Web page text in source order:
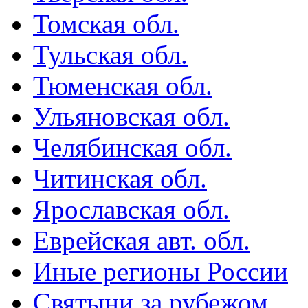
Томская обл.
Тульская обл.
Тюменская обл.
Ульяновская обл.
Челябинская обл.
Читинская обл.
Ярославская обл.
Еврейская авт. обл.
Иные регионы России